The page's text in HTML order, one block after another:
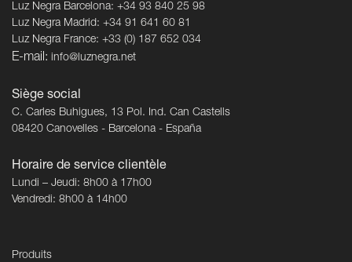
Luz Negra Barcelona: +34 93 840 25 98
Luz Negra Madrid: +34 91 641 60 81
Luz Negra France: +33 (0) 187 652 034
E-mail: info@luznegra.net
Siège social
C. Carles Buhigues, 13 Pol. Ind. Can Castells
08420 Canovelles - Barcelona - España
Horaire de service clientèle
Lundi – Jeudi: 8h00 à 17h00
Vendredi: 8h00 à 14h00
Produits